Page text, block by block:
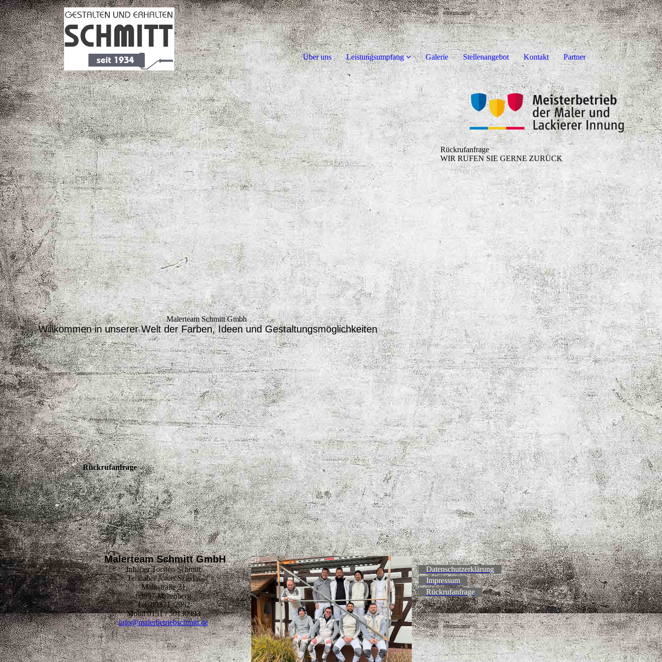
Über uns Leistungsumpfang Galerie Stellenangebot Kontakt Partner
Malerteam Schmitt Gmbh
Willkommen in unserer Welt der Farben, Ideen und Gestaltungsmöglichkeiten
Rückrufanfrage
WIR RUFEN SIE GERNE ZURÜCK
Rückrufanfrage
Malerteam Schmitt GmbH
Inhaber Torsten Schmitt
Teilhaber Jonas Sziedat
Mainstraße 31
63897 Miltenberg
Tel. 09371 /2962
Mobil 0151 / 50130993
info@malerbetriebschmitt.de
Datenschutzerklärung
Impressum
Rückrufanfrage